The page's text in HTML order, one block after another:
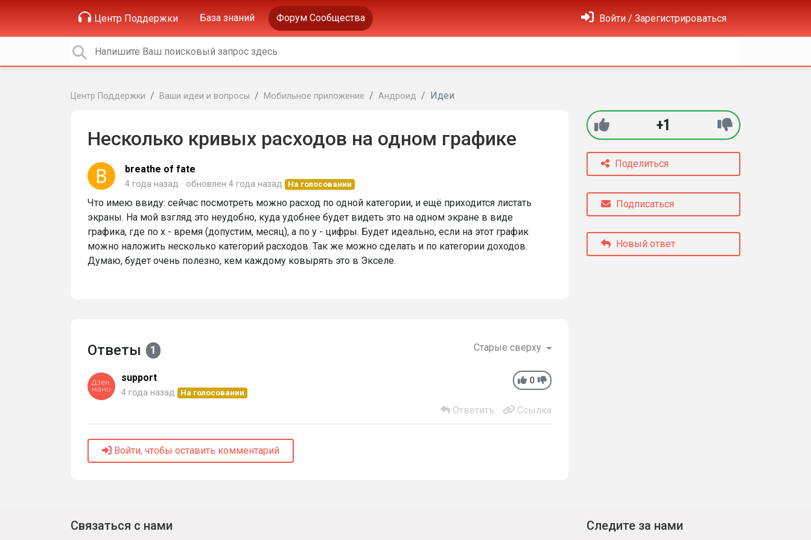
Центр Поддержки База знаний Форум Сообщества Войти / Зарегистрироваться
Центр Поддержки Ваши идеи и вопросы Мобильное приложение Андроид Идеи
Несколько кривых расходов на одном графике
breathe of fate
4 года назад обновлен 4 года назад На голосовании
Что имею ввиду: сейчас посмотреть можно расход по одной категории, и ещё приходится листать
экраны. На мой взгляд это неудобно, куда удобнее будет видеть это на одном экране в виде
графика, где по х - время (допустим, месяц), а по у - цифры. Будет идеально, если на этот график
можно наложить несколько категорий расходов. Так же можно сделать и по категории доходов.
Думаю, будет очень полезно, кем каждому ковырять это в Экселе.
+1
Поделиться
Подписаться
Новый ответ
Ответы 1 Старые сверху
0
support
4 года назад На голосовании
Ответить Ссылка
Войти, чтобы оставить комментарий
Связаться с нами Следите за нами